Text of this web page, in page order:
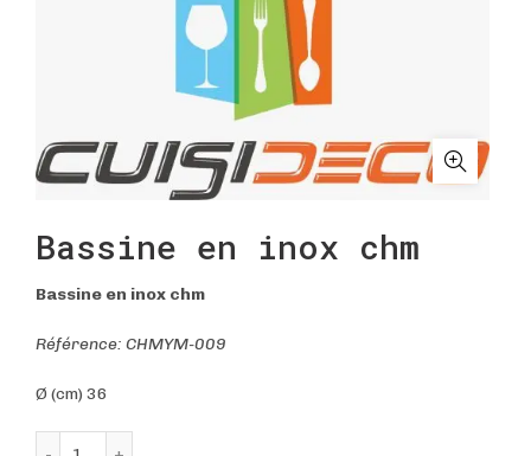
Bassine en inox chm
Bassine en inox chm
Référence: CHMYM-009
Ø (cm) 36